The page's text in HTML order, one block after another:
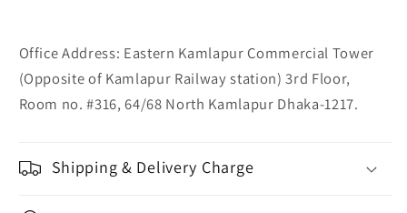
Office Address: Eastern Kamlapur Commercial Tower
(Opposite of Kamlapur Railway station) 3rd Floor,
Room no. #316, 64/68 North Kamlapur Dhaka-1217.
Shipping & Delivery Charge